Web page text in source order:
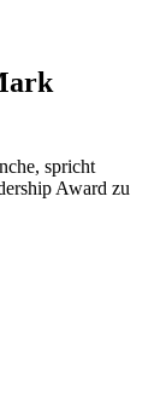
spricht
Award zu